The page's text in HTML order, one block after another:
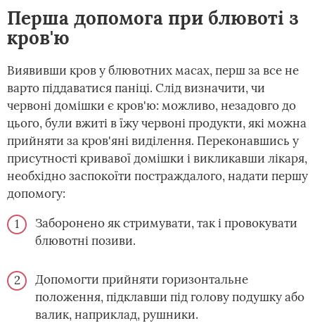
Перша допомога при блювоті з
кров'ю
Виявивши кров у блювотних масах, перш за все не
варто піддаватися паніці. Слід визначити, чи
червоні домішки є кров'ю: можливо, незадовго до
цього, були вжиті в їжу червоні продукти, які можна
прийняти за кров'яні виділення. Переконавшись у
присутності кривавої домішки і викликавши лікаря,
необхідно заспокоїти постраждалого, надати першу
допомогу:
Заборонено як стримувати, так і провокувати
блювотні позиви.
Допомогти прийняти горизонтальне
положення, підклавши під голову подушку або
валик, наприклад, рушники.